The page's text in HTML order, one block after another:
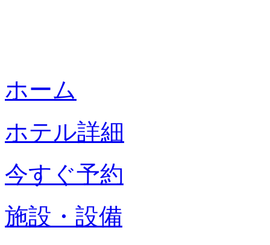
ホーム
ホテル詳細
今すぐ予約
施設・設備